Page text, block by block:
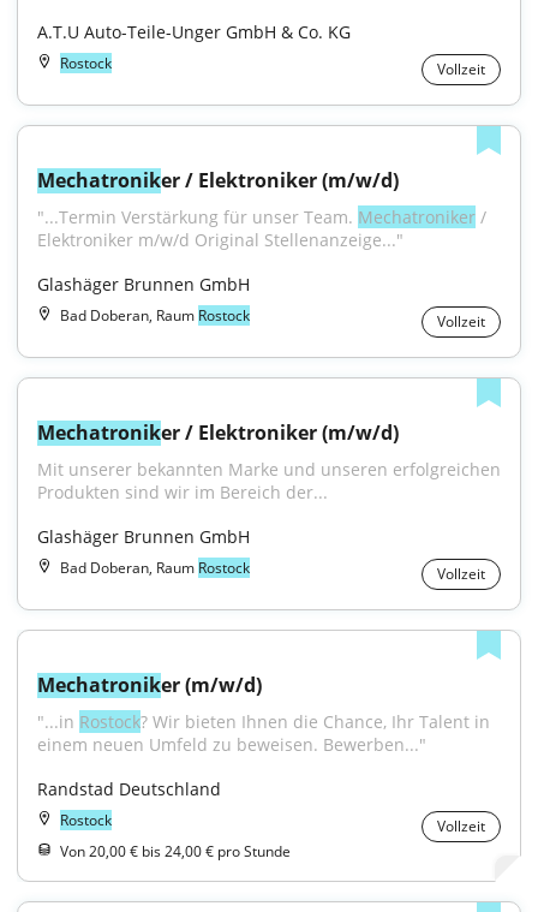
A.T.U Auto-Teile-Unger GmbH & Co. KG
Rostock Vollzeit
Mechatroniker / Elektroniker (m/w/d)
"...Termin Verstärkung für unser Team. Mechatroniker /
Elektroniker m/w/d Original Stellenanzeige..."
Glashäger Brunnen GmbH
Bad Doberan, Raum Rostock Vollzeit
Mechatroniker / Elektroniker (m/w/d)
Mit unserer bekannten Marke und unseren erfolgreichen
Produkten sind wir im Bereich der...
Glashäger Brunnen GmbH
Bad Doberan, Raum Rostock Vollzeit
Mechatroniker (m/w/d)
"...in Rostock? Wir bieten Ihnen die Chance, Ihr Talent in
einem neuen Umfeld zu beweisen. Bewerben..."
Randstad Deutschland
Rostock
Vollzeit
Von 20,00 € bis 24,00 € pro Stunde